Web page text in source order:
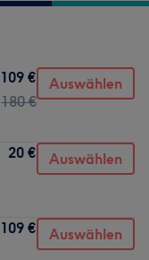
109 €
180 €
Auswählen
20 € Auswählen
109 € Auswählen